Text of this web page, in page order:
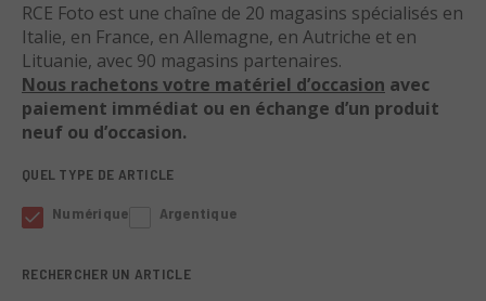
RCE Foto est une chaîne de 20 magasins spécialisés en
Italie, en France, en Allemagne, en Autriche et en
Lituanie, avec 90 magasins partenaires.
Nous rachetons votre matériel d’occasion avec
paiement immédiat ou en échange d’un produit
neuf ou d’occasion.
QUEL TYPE DE ARTICLE
Numérique Argentique
RECHERCHER UN ARTICLE